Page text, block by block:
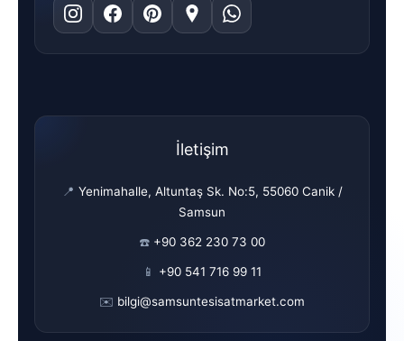
İletişim
📍 Yenimahalle, Altuntaş Sk. No:5, 55060 Canik /
Samsun
☎️ +90 362 230 73 00
📱 +90 541 716 99 11
✉️ bilgi@samsuntesisatmarket.com